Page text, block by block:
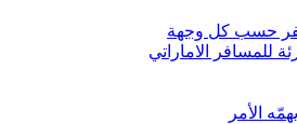
حسب كل وجهة
للمسافر الاماراتي
الأمر